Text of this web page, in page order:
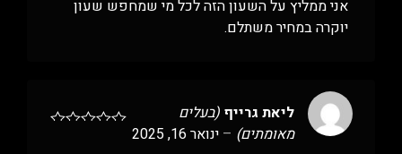
אני ממליץ על השעון הזה לכל מי שמחפש שעון
יוקרה במחיר משתלם.
ליאת גרייף (בעלים
מאומתים) – ינואר 16, 2025